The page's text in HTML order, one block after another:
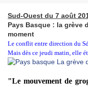
Sud-Ouest du 7 août
Pays Basque : la grève
moment
Le conflit entre direction du
Mais dès ce jeudi matin, elle
"Le mouvement de